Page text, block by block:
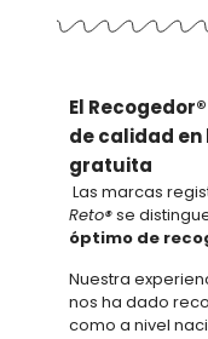
El
de calidad
gratuita
Las marcas
Reto®se
óptimo de
Nuestra
nos ha dado
como a nivel